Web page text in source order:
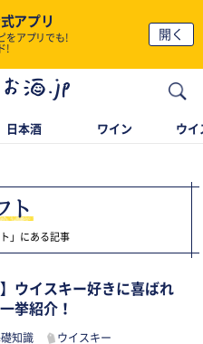
アプリ
をアプリでも!
!
開く
日本酒 ワイン ウイ
ト
」にある記事
】ウイスキー好きに喜ばれ
挙紹介！
知識 ウイスキー